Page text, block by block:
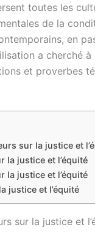
toutes les
de la
en
a cherché
et proverbes
sur la justice et
la justice et l’équité
la justice et l’équité
justice et l’équité
sur la justice et